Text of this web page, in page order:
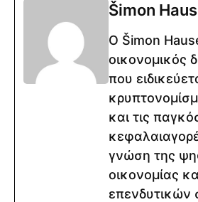
Šimon
Ο Šimon
οικονομικός
που
και τις
γνώση της
οικονομίας
επενδυτικών